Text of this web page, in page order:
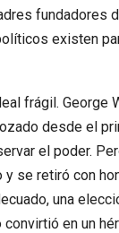
fundadores
existen
frágil. George
desde el
el poder.
y se retiró con
una
convirtió en un